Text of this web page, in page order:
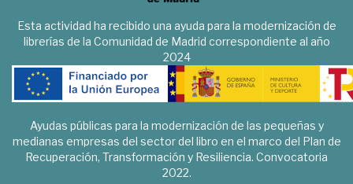
Esta actividad ha recibido una ayuda para la modernización de
librerías de la Comunidad de Madrid correspondiente al año
2024
Ayudas públicas para la modernización de las pequeñas y
medianas empresas del sector del libro en el marco del Plan de
Recuperación, Transformación y Resiliencia. Convocatoria
2022.